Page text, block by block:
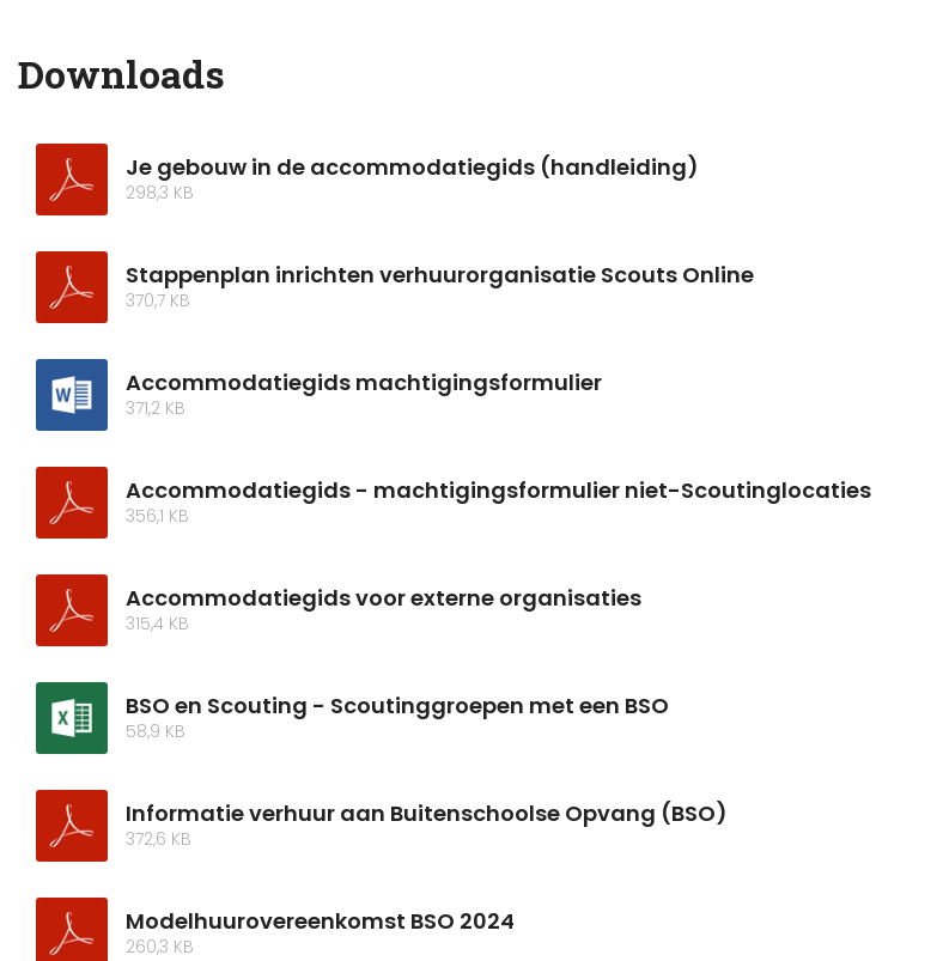
Downloads
Je gebouw in de accommodatiegids (handleiding)
298,3 KB
Stappenplan inrichten verhuurorganisatie Scouts Online
370,7 KB
Accommodatiegids machtigingsformulier
371,2 KB
Accommodatiegids - machtigingsformulier niet-Scoutinglocaties
356,1 KB
Accommodatiegids voor externe organisaties
315,4 KB
BSO en Scouting - Scoutinggroepen met een BSO
58,9 KB
Informatie verhuur aan Buitenschoolse Opvang (BSO)
372,6 KB
Modelhuurovereenkomst BSO 2024
260,3 KB